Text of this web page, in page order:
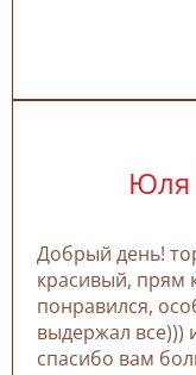
Юля
Добрый день!
красивый, прям
понравился,
выдержал все)))
спасибо вам